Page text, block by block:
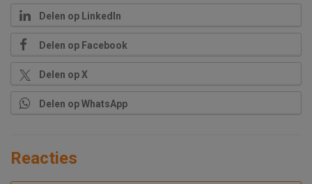
Delen op LinkedIn
Delen op Facebook
Delen op X
Delen op WhatsApp
Reacties